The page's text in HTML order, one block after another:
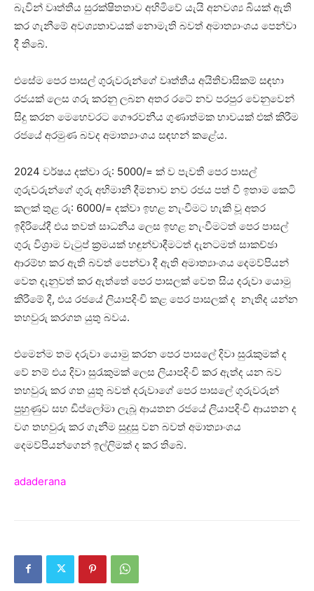
බැවින් වෘත්තීය සුරක්ෂිතතාව අහිමිවේ යැයි අනවශ්‍ය බියක් ඇති
කර ගැනීමේ අවශ්‍යතාවයක් නොමැති බවත් අමාත්‍යාංශය පෙන්වා
දී තිබේ.
එසේම පෙර පාසල් ගුරුවරුන්ගේ වෘත්තීය අයිතිවාසිකම් සඳහා
රජයක් ලෙස ගරු කරනු ලබන අතර රටේ නව පරපුර වෙනුවෙන්
සිදු කරන මෙහෙවරට ගෞරවනීය ගුණාත්මක භාවයක් එක් කිරීම
රජයේ අරමුණ බවද අමාත්‍යාංශය සඳහන් කළේය.
2024 වර්ෂය දක්වා රු: 5000/= ක් ව පැවති පෙර පාසල්
ගුරුවරුන්ගේ ගුරු අභිමානී දීමනාව නව රජය පත් වී ඉතාම කෙටි
කලක් තුළ රු: 6000/= දක්වා ඉහළ නැංවීමට හැකි වූ අතර
ඉදිරියේදී එය තවත් සාධනීය ලෙස ඉහළ නැංවීමටත් පෙර පාසල්
ගුරු විශ්‍රාම වැටුප් ක්‍රමයක් හඳුන්වාදීමටත් දැනටමත් සාකච්ඡා
ආරම්භ කර ඇති බවත් පෙන්වා දී ඇති අමාත්‍යාංශය දෙමව්පියන්
වෙත දැනුවත් කර ඇත්තේ පෙර පාසලක් වෙත සිය දරුවා යොමු
කිරීමේ දී, එය රජයේ ලියාපදිංචි කළ පෙර පාසලක් ද නැතිද යන්න
තහවුරු කරගත යුතු බවය.
එමෙන්ම තම දරුවා යොමු කරන පෙර පාසලේ දිවා සුරැකුමක් ද
වේ නම් එය දිවා සුරැකුමක් ලෙස ලියාපදිංචි කර ඇත්ද යන බව
තහවුරු කර ගත යුතු බවත් දරුවාගේ පෙර පාසලේ ගුරුවරුන්
පුහුණුව සහ ඩිප්ලෝමා ලැබූ ආයතන රජයේ ලියාපදිංචි ආයතන ද
වග තහවුරු කර ගැනීම සුදුසු වන බවත් අමාත්‍යාංශය
දෙමව්පියන්ගෙන් ඉල්ලිමක් ද කර තිබේ.
adaderana